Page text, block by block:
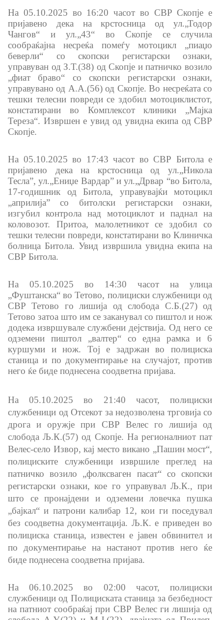
Подзаконски акти
Стратегии
Органограм
Комисија за оружје
Линкови
Институции
Организации
Услуги
Граѓански постапки
EXIM
Упатство и постапка за одделни права (барања) на
странците
Сообраќај
Полагање возачки испит
Корисни информации за државјаните на РСМ кои
живееат во странство
Адреси и контакт телефони
CSCA-MK
Односи со јавност
Оддел за односи со јавност и стратешки прашања
Помошник на министерот на оддел за односи со
Портпароли на СВР
На 05.10.2025 во 16:20 часот во СВР Скопје е
пријавено дека на крстосница од ул.„Тодор
Чангов“ и ул.„43“ во Скопје се случила
сообраќајна несреќа помеѓу мотоцикл „пиаџо
беверли“ со скопски регистарски ознаки,
управуван од З.Т.(38) од Скопје и патничко возило
„фиат браво“ со скопски регистарски ознаки,
управувано од А.А.(56) од Скопје. Во несреќата со
тешки телесни повреди се здобил мотоциклистот,
констатирани во Комплексот клиники „Мајка
Тереза“. Извршен е увид од увидна екипа од СВР
Скопје.
На 05.10.2025 во 17:43 часот во СВР Битола е
пријавено дека на крстосница од ул.„Никола
Тесла”, ул.„Ениџе Вардар” и ул.„Дрвар “во Битола,
17-годишник од Битола, управувајќи мотоцикл
„априлија” со битолски регистарски ознаки,
изгубил контрола над мотоциклот и паднал на
коловозот. Притоа, малолетникот се здобил со
тешки телесни повреди, констатирани во Клиничка
болница Битола. Увид извршила увидна екипа на
СВР Битола.
На 05.10.2025 во 14:30 часот на улица
„Фуштанска“ во Тетово, полициски службеници од
СВР Тетово го лишија од слобода С.Б.(27) од
Тетово затоа што им се заканувал со пиштол и нож
додека извршувале службени дејствија. Од него се
одземени пиштол „валтер“ со една рамка и 6
куршуми и нож. Тој е задржан во полициска
станица и по документирање на случајот, против
него ќе биде поднесена соодветна пријава.
На 05.10.2025 во 21:40 часот, полициски
службеници од Отсекот за недозволена трговија со
дрога и оружје при СВР Велес го лишија од
слобода Љ.К.(57) од Скопје. На регионалниотпат
Велес-село Извор, кај место викано „Пашин мост“,
полициските службеници извршиле преглед на
патничко возило „фолксваген пасат“ со скопски
регистарски ознаки, кое го управувал Љ.К., при
што се пронајдени и одземени ловечка пушка
„бајкал“ и патрони калибар 12, кои ги поседувал
без соодветна документација. Љ.К. е приведен во
полициска станица, известен е јавен обвинител и
по документирање на настанот против него ќе
биде поднесена соодветна пријава.
На 06.10.2025 во 02:00 часот, полициски
службеници од Полициската станица за безбедност
на патниот сообраќај при СВР Велес ги лишија од